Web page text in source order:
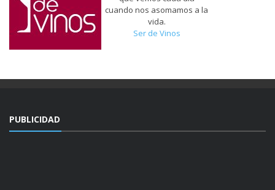
cuando nos asomamos a la
vida.
Ser de Vinos
PUBLICIDAD